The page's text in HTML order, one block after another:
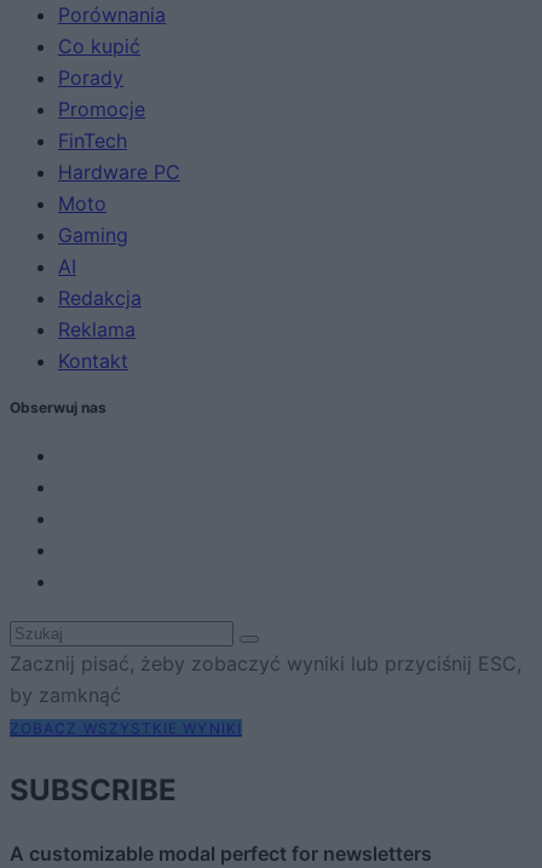
Porównania
Co kupić
Porady
Promocje
FinTech
Hardware PC
Moto
Gaming
AI
Redakcja
Reklama
Kontakt
Obserwuj nas
Zacznij pisać, żeby zobaczyć wyniki lub przyciśnij ESC,
by zamknąć
ZOBACZ WSZYSTKIE WYNIKI
SUBSCRIBE
A customizable modal perfect for newsletters